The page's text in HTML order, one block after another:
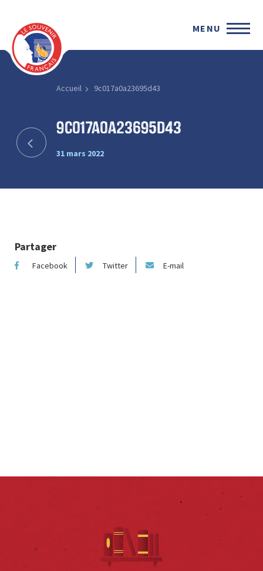
MENU
Accueil 9c017a0a23695d43
9c017a0a23695d43
31 mars 2022
Partager
Facebook Twitter E-mail